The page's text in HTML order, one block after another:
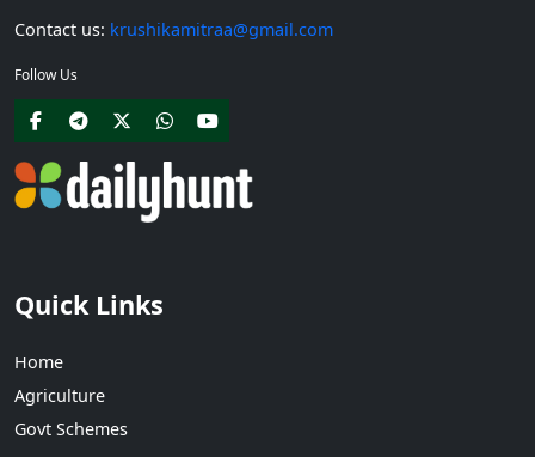
Contact us: krushikamitraa@gmail.com
Follow Us
Quick Links
Home
Agriculture
Govt Schemes